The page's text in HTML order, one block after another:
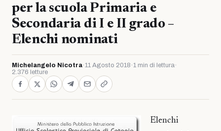
per la scuola Primaria e
Secondaria di I e II grado –
Elenchi nominati
Michelangelo Nicotra·11 Agosto 2018 ·1 min di lettura·
2.376 letture
Elenchi